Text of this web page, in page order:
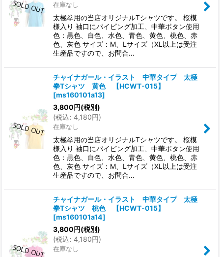
在庫なし
太極拳用の当店オリジナルTシャツです。 桜模
様入り 袖口にパイピング加工、中華ボタン使用
色：黒色、白色、水色、青色、黄色、桃色、赤
色、灰色 サイズ：M、Lサイズ（XL以上は受注
生産品ですので、お問合…
チャイナガール・イラスト 中華タイプ 太極
拳Tシャツ 黄色 【HCWT-015】
[ms160101a13]
3,800円(税別)
(税込: 4,180円)
在庫なし
太極拳用の当店オリジナルTシャツです。 桜模
様入り 袖口にパイピング加工、中華ボタン使用
色：黒色、白色、水色、青色、黄色、桃色、赤
色、灰色 サイズ：M、Lサイズ（XL以上は受注
生産品ですので、お問合…
チャイナガール・イラスト 中華タイプ 太極
拳Tシャツ 桃色 【HCWT-015】
[ms160101a14]
3,800円(税別)
(税込: 4,180円)
在庫なし